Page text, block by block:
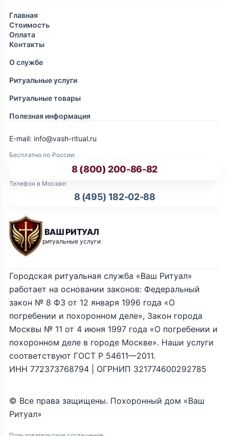
Главная
Стоимость
Оплата
Контакты
О службе
Ритуальные услуги
Ритуальные товары
Полезная информация
ВАШ РИТУАЛ
ритуальные услуги
Бесплатно по России:
8 (800) 200-86-82
Телефон в Москве:
8 (495) 182-02-88
E-mail: info@vash-ritual.ru
© Все права защищены. Похоронный дом «Ваш
Ритуал»
Городская ритуальная служба «Ваш Ритуал»
работает на основании законов: Федеральный
закон № 8 ФЗ от 12 января 1996 года «О
погребении и похоронном деле», Закон города
Москвы № 11 от 4 июня 1997 года «О погребении и
похоронном деле в городе Москве». Наши услуги
соответствуют ГОСТ Р 54611—2011.
ИНН 772373768794 | ОГРНИП 321774600292785